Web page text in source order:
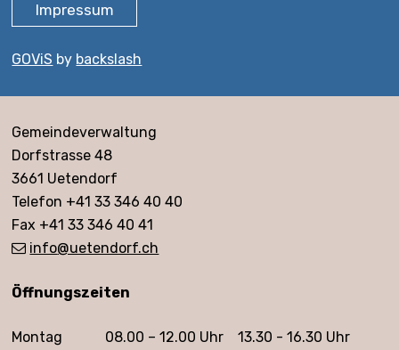
Impressum
GOViS by backslash
Adresse
Gemeindeverwaltung
Dorfstrasse 48
3661 Uetendorf
Telefon +41 33 346 40 40
Fax +41 33 346 40 41
info@uetendorf.ch
Öffnungszeiten
Öffnungszeiten
Montag 08.00 – 12.00 Uhr
13.30 - 16.30 Uhr